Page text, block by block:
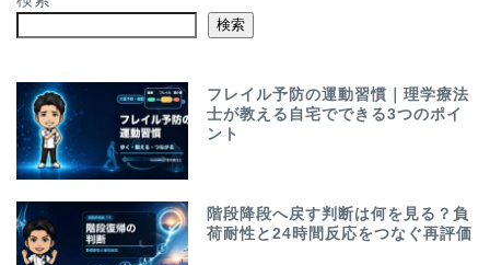
検索
フレイル予防の運動習慣｜理学療法
士が教える自宅でできる3つのポイ
ント
階段降段へ戻す判断は何を見る？負
荷耐性と24時間反応をつなぐ再評価